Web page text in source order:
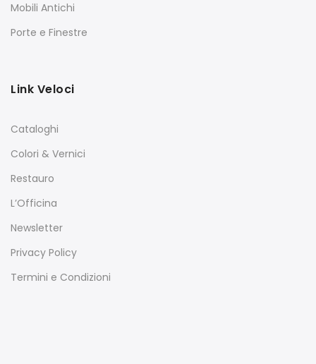
Mobili Antichi
Porte e Finestre
Link Veloci
Cataloghi
Colori & Vernici
Restauro
L’Officina
Newsletter
Privacy Policy
Termini e Condizioni